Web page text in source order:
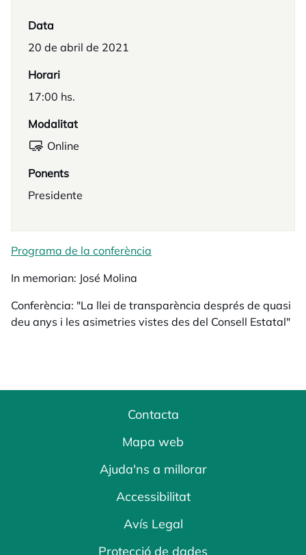
Data
20 de abril de 2021
Horari
17:00 hs.
Modalitat
Online
Ponents
Presidente
Programa de la conferència
In memorian: José Molina
Conferència: "La llei de transparència després de quasi
deu anys i les asimetries vistes des del Consell Estatal"
Contacta
Mapa web
Ajuda'ns a millorar
Accessibilitat
Avís Legal
Protecció de dades